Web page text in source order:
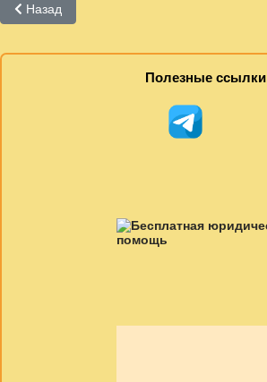
Предыдущий: 21 сентября 2014 года
Назад
Полезные ссылки